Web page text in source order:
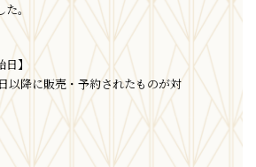
。
日】
以降に販売・予約されたものが対